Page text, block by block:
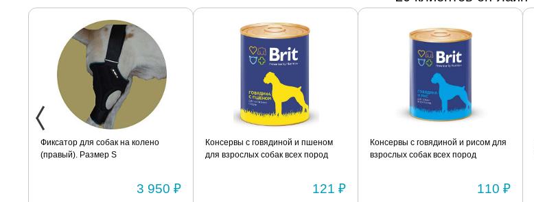
Фиксатор для собак на колено
(правый). Размер S
3 950 ₽
Консервы с говядиной и пшеном
для взрослых собак всех пород
121 ₽
Консервы с говядиной и рисом для
взрослых собак всех пород
110 ₽